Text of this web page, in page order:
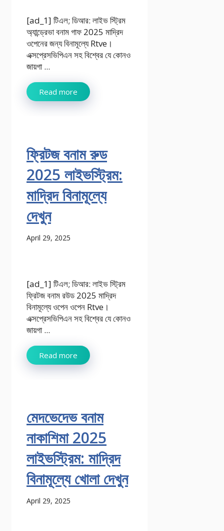
[ad_1] টিএল; ডিআর: লাইভ স্ট্রিম
অ্যান্ড্রেভা বনাম গাফ 2025 মাদ্রিদ
ওপেনের জন্য বিনামূল্যে Rtve।
এক্সপ্রেসভিপিএন সহ বিশ্বের যে কোনও
জায়গা ...
Read more
ফ্রিটজ বনাম রুড
2025 লাইভস্ট্রিম:
মাদ্রিদ বিনামূল্যে
দেখুন
April 29, 2025
[ad_1] টিএল; ডিআর: লাইভ স্ট্রিম
ফ্রিটজ বনাম রউড 2025 মাদ্রিদ
বিনামূল্যে ওপেন ওপেন Rtve।
এক্সপ্রেসভিপিএন সহ বিশ্বের যে কোনও
জায়গা ...
Read more
মেদভেদেভ বনাম
নাকাশিমা 2025
লাইভস্ট্রিম: মাদ্রিদ
বিনামূল্যে খোলা দেখুন
April 29, 2025